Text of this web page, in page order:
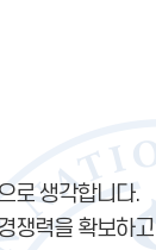
로 생각합니다.
쟁력을 확보하